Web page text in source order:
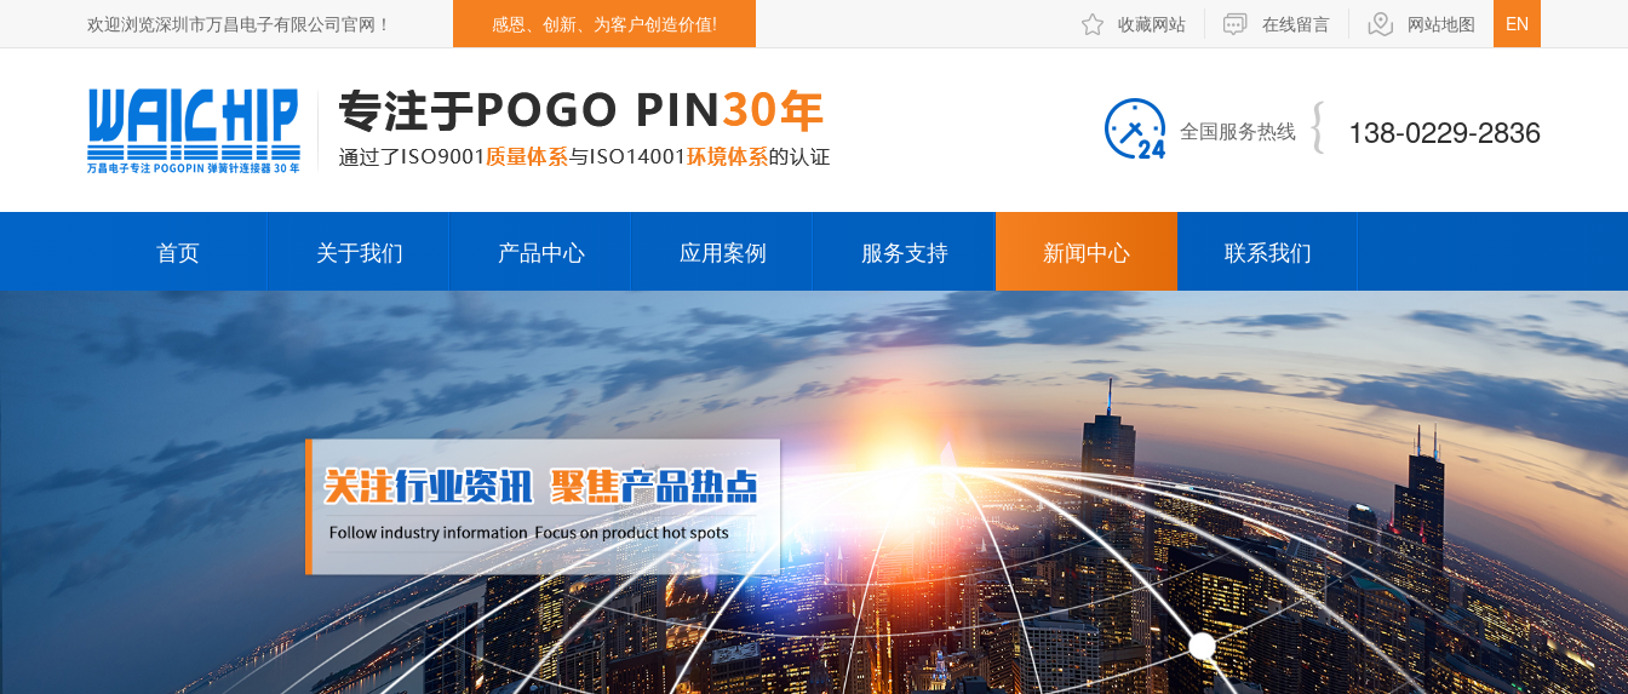
欢迎浏览深圳市万昌电子有限公司官网！ 感恩、创新、为客户创造价值! 收藏网站 在线留言 网站地图 EN
全国服务热线 138-0229-2836
首页 关于我们
公司简介
发展历程
产品中心
Pogopin
Pogopin连接器
应用案例
无人机
智能机器人
5G通讯类产品
智能家居产品
教育/娱乐电子产品
医疗器械类产品
服务支持
下载中心
疑难问答
新闻中心
公司新闻
行业新闻
充电弹簧针
pogopin
联系我们